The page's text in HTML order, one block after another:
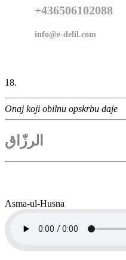
+436506102088
info@e-delil.com
18.
Onaj koji obilnu opskrbu daje
الرزّاق
Asma-ul-Husna